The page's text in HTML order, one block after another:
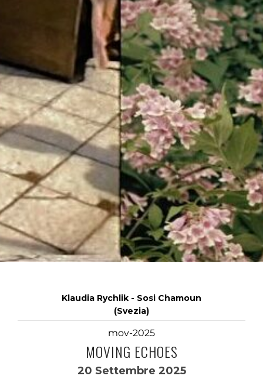
Klaudia Rychlik - Sosi Chamoun
(Svezia)
mov-2025
MOVING ECHOES
20 Settembre 2025